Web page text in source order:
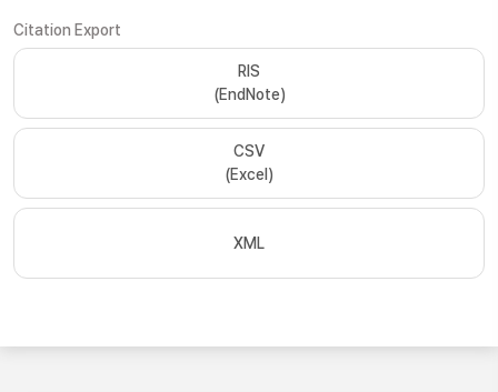
Citation Export
RIS
(EndNote)
CSV
(Excel)
XML